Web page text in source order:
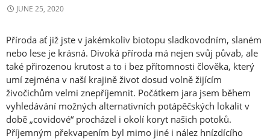
JUNE 25, 2020
Příroda ať již jste v jakémkoliv biotopu sladkovodním, slaném
nebo lese je krásná. Divoká příroda má nejen svůj půvab, ale
také přirozenou krutost a to i bez přítomnosti člověka, který
umí zejména v naší krajině život dosud volně žijícím
živočichům velmi znepříjemnit. Počátkem jara jsem během
vyhledávání možných alternativních potápěčských lokalit v
době „covidové“ procházel i okolí koryt našich potoků.
Příjemným překvapením byl mimo jiné i nález hnízdícího